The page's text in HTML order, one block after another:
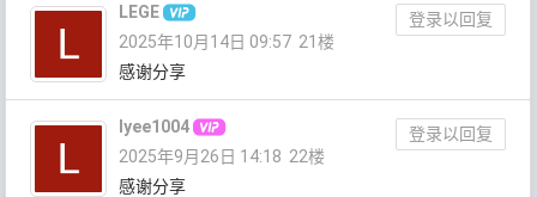
LEGE
登录以回复
2025年10月14日 09:57 21楼
感谢分享
lyee1004
登录以回复
2025年9月26日 14:18 22楼
感谢分享